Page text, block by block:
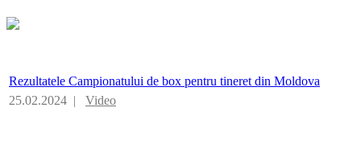
Rezultatele Campionatului de box pentru tineret din Moldova
25.02.2024 | Video